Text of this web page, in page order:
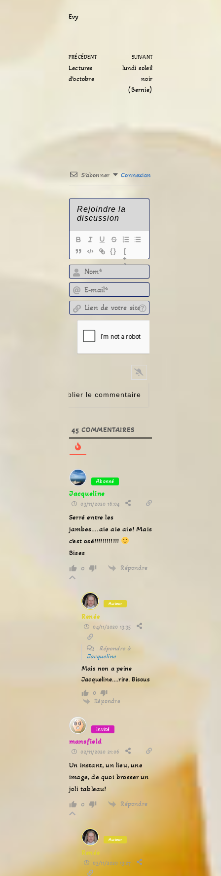
Evy
PRÉCÉDENT
Lectures
d’octobre
SUIVANT
lundi soleil
noir
(Bernie)
S’abonner Connexion
{}
[
+
]
45 COMMENTAIRES
Abonné
Jacqueline
03/11/2020 16:04
Serré entre les
jambes….aie aie aie! Mais
c’est osé!!!!!!!!!!!!
Bises
0 Répondre
Auteur
Renée
04/11/2020 13:35
Répondre à
Jacqueline
Mais non a peine
Jacqueline….rire. Bisous
0
Répondre
Invité
mansfield
02/11/2020 21:06
Un instant, un lieu, une
image, de quoi brosser un
joli tableau!
0 Répondre
Auteur
Renée
03/11/2020 13:27